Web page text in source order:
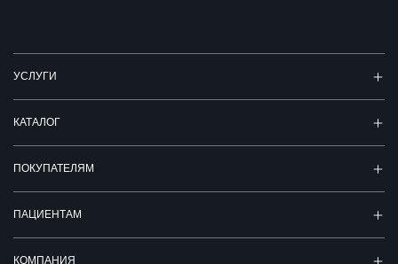
УСЛУГИ
КАТАЛОГ
ПОКУПАТЕЛЯМ
ПАЦИЕНТАМ
КОМПАНИЯ